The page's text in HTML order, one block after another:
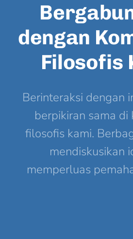
dengan
Filosofis
Berinteraksi dengan
berpikiran sama di
filosofis kami.
mendiskusikan
memperluas